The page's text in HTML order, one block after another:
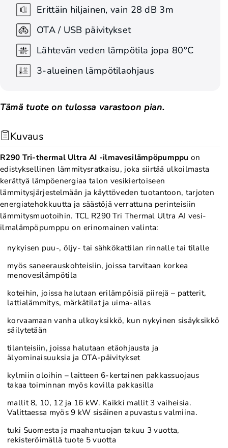
Erittäin hiljainen, vain 28 dB 3m
OTA / USB päivitykset
Lähtevän veden lämpötila jopa 80°C
3-alueinen lämpötilaohjaus
Tämä tuote on tulossa varastoon pian.
Kuvaus
R290 Tri-thermal Ultra AI -ilmavesilämpöpumppu on
edistyksellinen lämmitysratkaisu, joka siirtää ulkoilmasta
kerättyä lämpöenergiaa talon vesikiertoiseen
lämmitysjärjestelmään ja käyttöveden tuotantoon, tarjoten
energiatehokkuutta ja säästöjä verrattuna perinteisiin
lämmitysmuotoihin. TCL R290 Tri Thermal Ultra AI vesi-
ilmalämpöpumppu on erinomainen valinta:
nykyisen puu-, öljy- tai sähkökattilan rinnalle tai tilalle
myös saneerauskohteisiin, joissa tarvitaan korkea
menovesilämpötila
koteihin, joissa halutaan erilämpöisiä piirejä – patterit,
lattialämmitys, märkätilat ja uima-allas
korvaamaan vanha ulkoyksikkö, kun nykyinen sisäyksikkö
säilytetään
tilanteisiin, joissa halutaan etäohjausta ja
älyominaisuuksia ja OTA-päivitykset
kylmiin oloihin – laitteen 6-kertainen pakkassuojaus
takaa toiminnan myös kovilla pakkasilla
mallit 8, 10, 12 ja 16 kW. Kaikki mallit 3 vaiheisia.
Valittaessa myös 9 kW sisäinen apuvastus valmiina.
tuki Suomesta ja maahantuojan takuu 3 vuotta,
rekisteröimällä tuote 5 vuotta